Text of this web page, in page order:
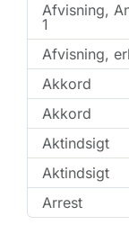
Afvisning,
1
Afvisning,
Akkord
Akkord
Aktindsigt
Aktindsigt
Arrest